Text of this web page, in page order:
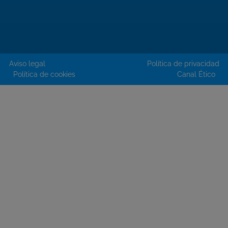
Aviso legal
Política de privacidad
Política de cookies
Canal Ético